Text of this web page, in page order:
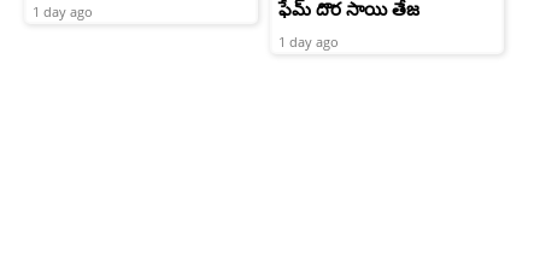
1 day ago ఫేమ్ దొర సాయి తేజ
1 day ago